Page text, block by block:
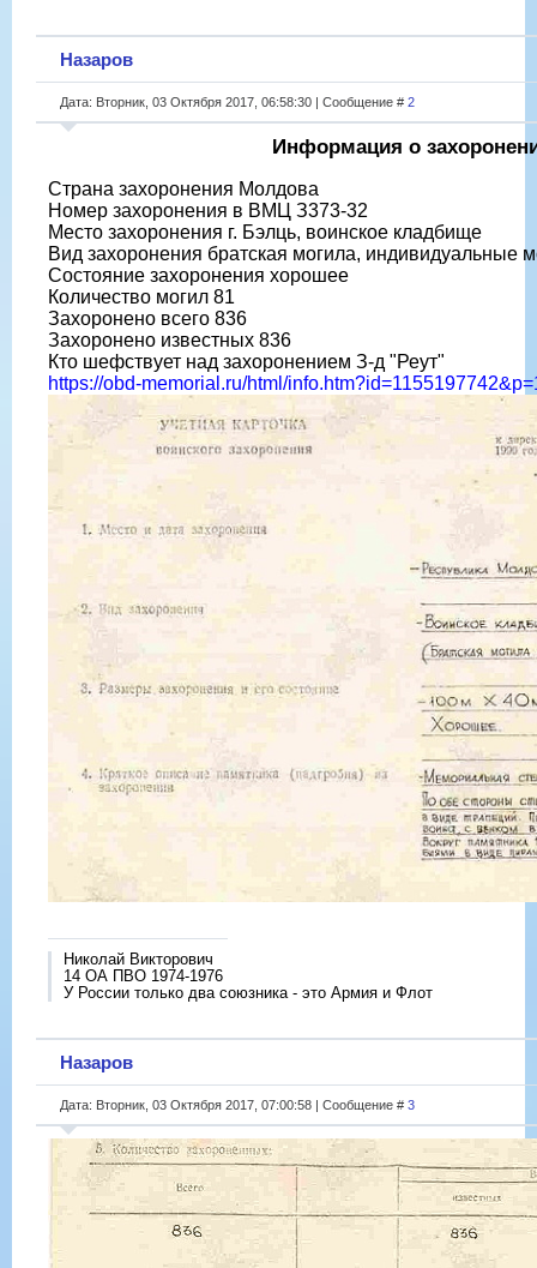
Назаров
Дата: Вторник, 03 Октября 2017, 06:58:30 | Сообщение # 2
Информация о
Страна захоронения Молдова
Номер захоронения в ВМЦ З373-32
Место захоронения г. Бэлць, воинское кладбище
Вид захоронения братская могила, индивидуальные
Состояние захоронения хорошее
Количество могил 81
Захоронено всего 836
Захоронено известных 836
Кто шефствует над захоронением З-д "Реут"
https://obd-memorial.ru/html/
Николай Викторович
14 ОА ПВО 1974-1976
У России только два союзника - это Армия и Флот
Назаров
Дата: Вторник, 03 Октября 2017, 07:00:58 | Сообщение # 3